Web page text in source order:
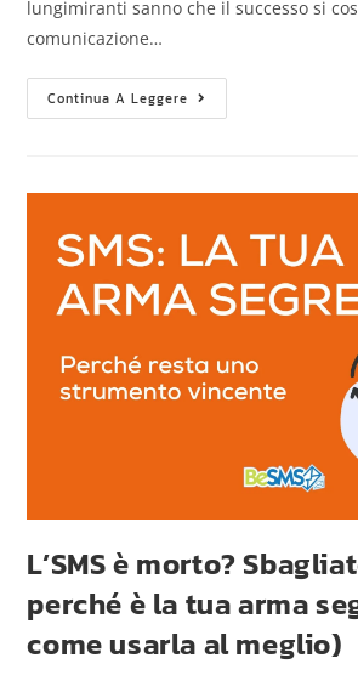
lungimiranti sanno che il successo si
comunicazione…
Continua A Leggere
L’SMS è morto?
perché è la tua arma
come usarla al meglio)